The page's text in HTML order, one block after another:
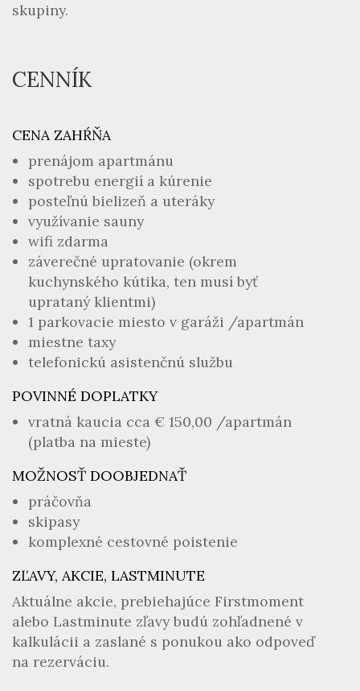
skupiny.
CENNÍK
CENA ZAHŔŇA
prenájom apartmánu
spotrebu energií a kúrenie
posteľnú bielizeň a uteráky
využívanie sauny
wifi zdarma
záverečné upratovanie (okrem
kuchynského kútika, ten musí byť
uprataný klientmi)
1 parkovacie miesto v garáži /apartmán
miestne taxy
telefonickú asistenčnú službu
POVINNÉ DOPLATKY
vratná kaucia cca € 150,00 /apartmán
(platba na mieste)
MOŽNOSŤ DOOBJEDNAŤ
práčovňa
skipasy
komplexné cestovné poistenie
ZĽAVY, AKCIE, LASTMINUTE
Aktuálne akcie, prebiehajúce Firstmoment
alebo Lastminute zľavy budú zohľadnené v
kalkulácii a zaslané s ponukou ako odpoveď
na rezerváciu.